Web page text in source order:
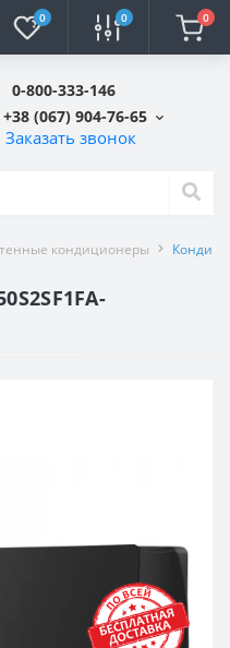
0 0 0
0-800-333-146
+38 (067) 904-76-65
Заказать звонок
кондиционеры